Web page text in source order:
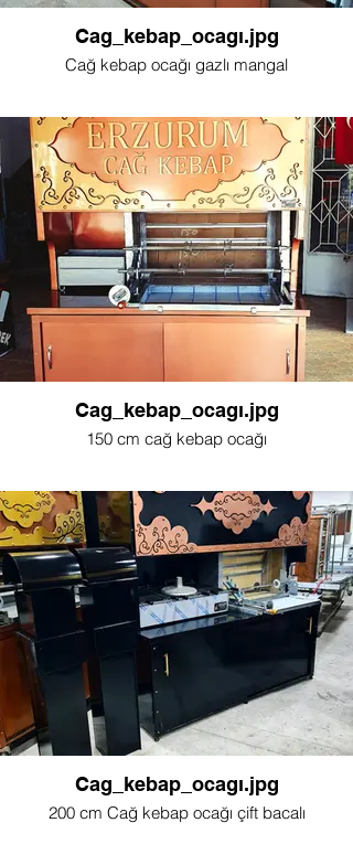
Cag_kebap_ocagı.jpg
Cağ kebap ocağı gazlı mangal
Cag_kebap_ocagı.jpg
150 cm cağ kebap ocağı
Cag_kebap_ocagı.jpg
200 cm Cağ kebap ocağı çift bacalı